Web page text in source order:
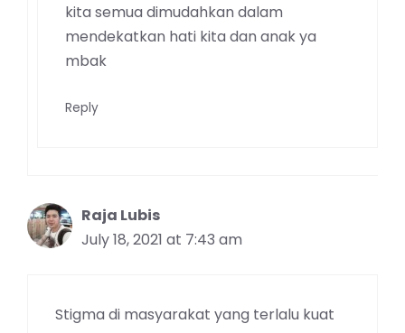
kita semua dimudahkan dalam
mendekatkan hati kita dan anak ya
mbak
Reply
Raja Lubis
July 18, 2021 at 7:43 am
Stigma di masyarakat yang terlalu kuat